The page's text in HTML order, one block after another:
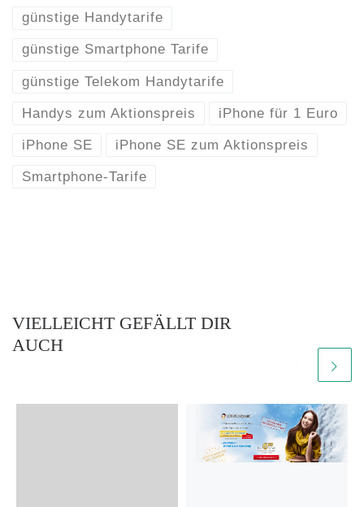
günstige Handytarife
günstige Smartphone Tarife
günstige Telekom Handytarife
Handys zum Aktionspreis iPhone für 1 Euro
iPhone SE iPhone SE zum Aktionspreis
Smartphone-Tarife
VIELLEICHT GEFÄLLT DIR
AUCH